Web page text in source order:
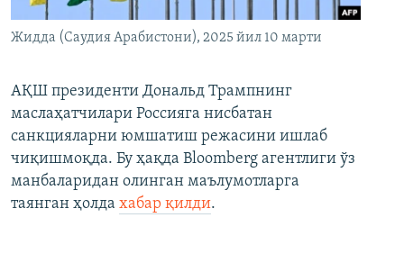
Жидда (Саудия Арабистони), 2025 йил 10 марти
АҚШ президенти Дональд Трампнинг
маслаҳатчилари Россияга нисбатан
санкцияларни юмшатиш режасини ишлаб
чиқишмоқда. Бу ҳақда Bloomberg агентлиги ўз
манбаларидан олинган маълумотларга
таянган ҳолда хабар қилди.